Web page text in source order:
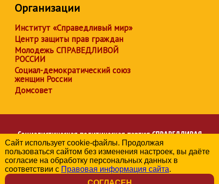
Организации
Институт «Справедливый мир»
Центр защиты прав граждан
Молодежь СПРАВЕДЛИВОЙ
РОССИИ
Социал-демократический союз
женщин России
Домсовет
Социалистическая политическая партияСПРАВЕДЛИВАЯ
РОССИЯ
Региональное отделение партии в Белгородской области
© 2006-2026
Политика в отношении обработки персональных данных
Сайт использует cookie-файлы. Продолжая
пользоваться сайтом без изменения настроек, вы даёте
согласие на обработку персональных данных в
соответствии с Правовая информация сайта.